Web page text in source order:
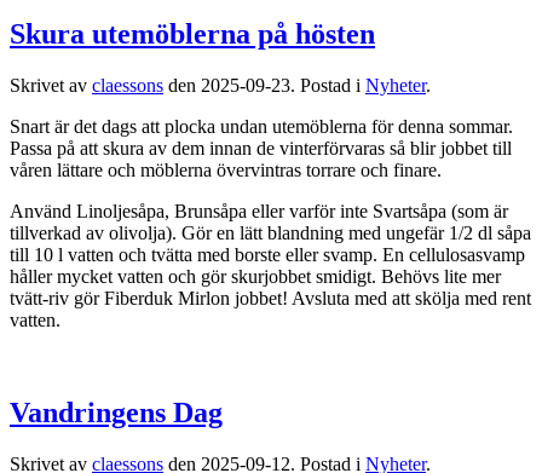
Skura utemöblerna på hösten
Skrivet av claessons den 2025-09-23. Postad i Nyheter.
Snart är det dags att plocka undan utemöblerna för denna sommar.
Passa på att skura av dem innan de vinterförvaras så blir jobbet till
våren lättare och möblerna övervintras torrare och finare.
Använd Linoljesåpa, Brunsåpa eller varför inte Svartsåpa (som är
tillverkad av olivolja). Gör en lätt blandning med ungefär 1/2 dl såpa
till 10 l vatten och tvätta med borste eller svamp. En cellulosasvamp
håller mycket vatten och gör skurjobbet smidigt. Behövs lite mer
tvätt-riv gör Fiberduk Mirlon jobbet! Avsluta med att skölja med rent
vatten.
Vandringens Dag
Skrivet av claessons den 2025-09-12. Postad i Nyheter.